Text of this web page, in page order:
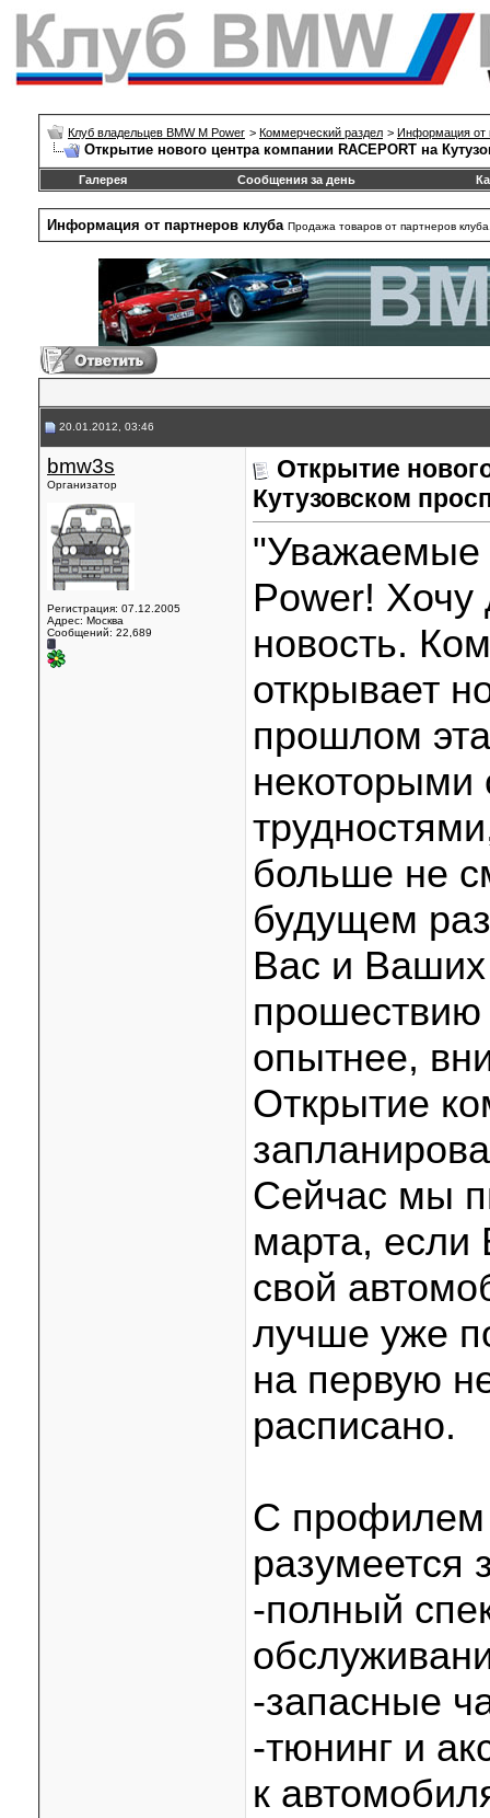
Клуб владельцев BMW M Power > Коммерческий раздел > Информация от
Открытие нового центра компании RACEPORT на
Галерея Сообщения за день
Информация от партнеров клуба Продажа товаров от партнеров
20.01.2012, 03:46
bmw3s
Организатор
Регистрация: 07.12.2005
Адрес: Москва
Сообщений: 22,689
Открытие
Кутузовском
"Уважаемые
Power!
новость.
открывает
прошлом
некоторыми
больше не
будущем
Вас и
опытнее,
Открытие
Сейчас мы
марта, если
свой
лучше уже
на первую
расписано.
С
разумеется
-полный
-запасные
-тюнинг и
к